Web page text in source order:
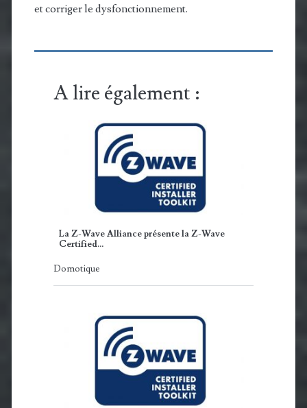
et corriger le dysfonctionnement.
A lire également :
La Z-Wave Alliance présente la Z-Wave
Certified…
Domotique